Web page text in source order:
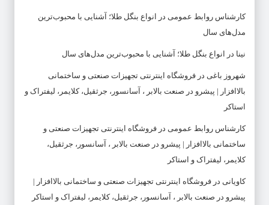
کارشناس روابط عمومی در
انواع بنگل طلا؛ آشنایی با محبوب‌ترین
مدل‌های سال
نینا در انواع بنگل طلا؛ آشنایی با محبوب‌ترین مدل‌های سال
شهروز باغی در فروشگاه اینترنتی تجهیزات صنعتی و ساختمانی
بالاافزار | پیشرو در صنعت بالابر ، آسانسور، جرثقیل، کلایمر، لیفتراک و
استاکر
کارشناس روابط عمومی در فروشگاه اینترنتی تجهیزات صنعتی و
ساختمانی بالاافزار | پیشرو در صنعت بالابر ، آسانسور، جرثقیل،
کلایمر، لیفتراک و استاکر
کاویانی در فروشگاه اینترنتی تجهیزات صنعتی و ساختمانی بالاافزار |
پیشرو در صنعت بالابر ، آسانسور، جرثقیل، کلایمر، لیفتراک و استاکر